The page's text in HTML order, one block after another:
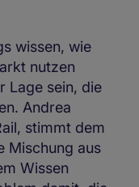
wissen, wie
nutzen
Lage sein, die
Andrea
stimmt dem
Mischung aus
Wissen